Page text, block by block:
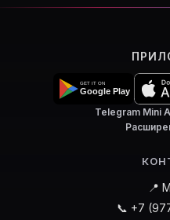
Telegram Mini
📍
📞 +7